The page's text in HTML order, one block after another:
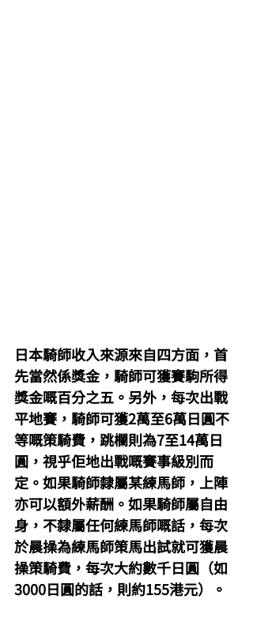
日本騎師收入來源來自四方面，首
先當然係獎金，騎師可獲賽駒所得
獎金嘅百分之五。另外，每次出戰
平地賽，騎師可獲2萬至6萬日圓不
等嘅策騎費，跳欄則為7至14萬日
圓，視乎佢地出戰嘅賽事級別而
定。如果騎師隸屬某練馬師，上陣
亦可以額外薪酬。如果騎師屬自由
身，不隸屬任何練馬師嘅話，每次
於晨操為練馬師策馬出試就可獲晨
操策騎費，每次大約數千日圓（如
3000日圓的話，則約155港元）。